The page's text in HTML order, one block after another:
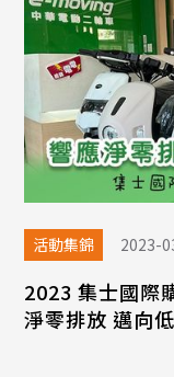
活動集錦 2023-
2023 集士國際
淨零排放 邁向